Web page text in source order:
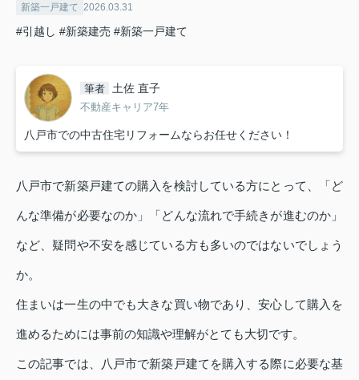
新築一戸建て 2026.03.31
#引越し #新築建売 #新築一戸建て
筆者 土佐 直子
不動産キャリア7年
八戸市での中古住宅リフォームならお任せください！
八戸市で新築戸建ての購入を検討している方にとって、「ど
んな準備が必要なのか」「どんな流れで手続きが進むのか」
など、疑問や不安を感じている方も多いのではないでしょう
か。
住まいは一生の中でも大きな買い物であり、安心して購入を
進めるためには事前の知識や理解がとても大切です。
この記事では、八戸市で新築戸建てを購入する際に必要な基